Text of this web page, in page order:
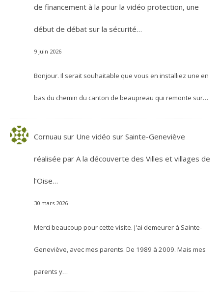
de financement à la pour la vidéo protection, une
début de débat sur la sécurité…
9 juin 2026
Bonjour. Il serait souhaitable que vous en installiez une en
bas du chemin du canton de beaupreau qui remonte sur…
Cornuau sur Une vidéo sur Sainte-Geneviève
réalisée par A la découverte des Villes et villages de
l’Oise…
30 mars 2026
Merci beaucoup pour cette visite. J'ai demeurer à Sainte-
Geneviève, avec mes parents. De 1989 à 2009. Mais mes
parents y…